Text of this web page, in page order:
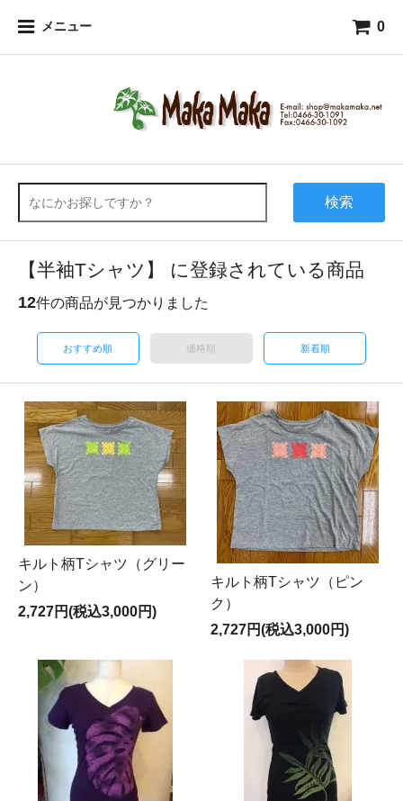
メニュー 0
検索
【半袖Tシャツ】 に登録されている商品
12件の商品が見つかりました
おすすめ順 価格順 新着順
キルト柄Tシャツ（グリー
ン）
2,727円(税込3,000円)
キルト柄Tシャツ（ピン
ク）
2,727円(税込3,000円)